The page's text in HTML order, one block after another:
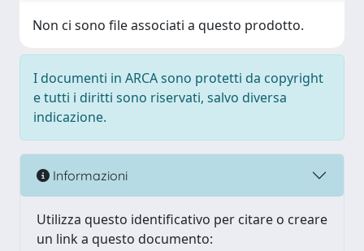
Non ci sono file associati a questo prodotto.
I documenti in ARCA sono protetti da copyright
e tutti i diritti sono riservati, salvo diversa
indicazione.
Informazioni
Utilizza questo identificativo per citare o creare
un link a questo documento: